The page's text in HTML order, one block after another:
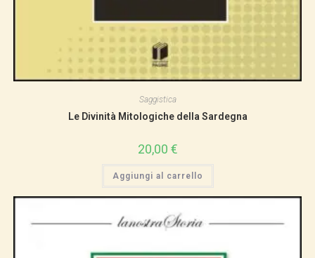
Saggistica
Le Divinità Mitologiche della Sardegna
20,00 €
Aggiungi al carrello